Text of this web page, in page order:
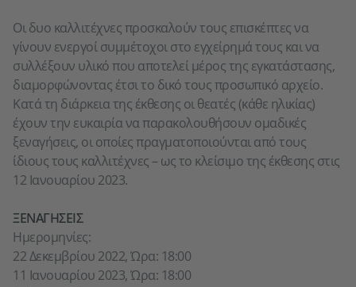
Οι δυο καλλιτέχνες προσκαλούν τους επισκέπτες να
γίνουν ενεργοί συμμέτοχοι στο εγχείρημά τους και να
συλλέξουν υλικό που αποτελεί μέρος της εγκατάστασης,
διαμορφώνοντας έτσι το δικό τους προσωπικό αρχείο.
Κατά τη διάρκεια της έκθεσης οι θεατές (κάθε ηλικίας)
έχουν την ευκαιρία να παρακολουθήσουν ομαδικές
ξεναγήσεις, οι οποίες πραγματοποιούνται από τους
ίδιους τους καλλιτέχνες – ως το κλείσιμο της έκθεσης στις
12 Ιανουαρίου 2023.
ΞΕΝΑΓΗΣΕΙΣ
Ημερομηνίες:
22 Δεκεμβρίου 2022, Ώρα: 18:00
11 Ιανουαρίου 2023, Ώρα: 18:00